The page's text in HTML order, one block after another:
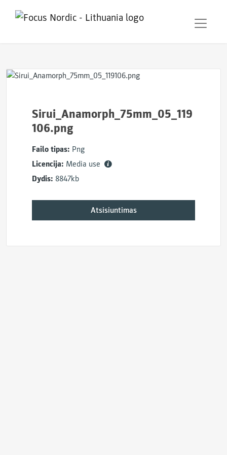
Sirui_Anamorph_75mm_05_119
106.png
Failo tipas: Png
Licencija: Media use
Dydis: 8847kb
Atsisiuntimas